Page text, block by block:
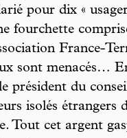
pour dix «
fourchette
France-
sont menacés…
président du
isolés étrangers
Tout cet argent